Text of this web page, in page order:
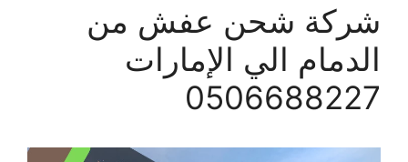
شركة شحن عفش من
الدمام الي الإمارات
0506688227